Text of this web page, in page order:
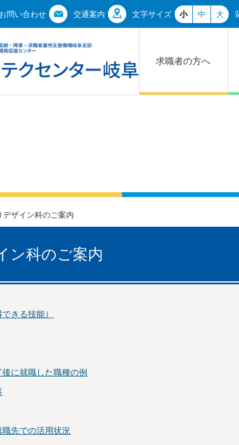
お問い合わせ 交通案内 文字サイズ 小 中 大
求職者の方へ
デザイン科のご案内
ン科のご案内
きる技能）
に就職した職種の例
先での活用状況